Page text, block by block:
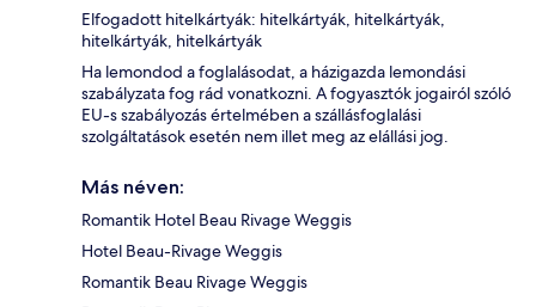
Elfogadott hitelkártyák: hitelkártyák, hitelkártyák,
hitelkártyák, hitelkártyák
Ha lemondod a foglalásodat, a házigazda lemondási
szabályzata fog rád vonatkozni. A fogyasztók jogairól szóló
EU-s szabályozás értelmében a szállásfoglalási
szolgáltatások esetén nem illet meg az elállási jog.
Más néven:
Romantik Hotel Beau Rivage Weggis
Hotel Beau-Rivage Weggis
Romantik Beau Rivage Weggis